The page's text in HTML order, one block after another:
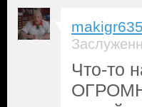
makigr635
Что-то